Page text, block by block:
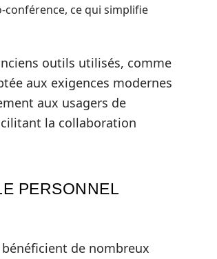
conférence, ce qui simplifie
outils utilisés, comme
aux exigences modernes
aux usagers de
la collaboration
PERSONNEL
de nombreux